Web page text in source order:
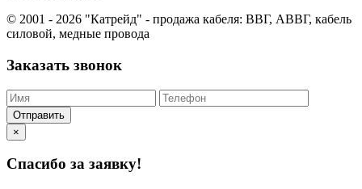
© 2001 - 2026 "Катрейд" - продажа кабеля: ВВГ, АВВГ, кабель
силовой, медные провода
Заказать звонок
Отправить
×
Спасибо за заявку!